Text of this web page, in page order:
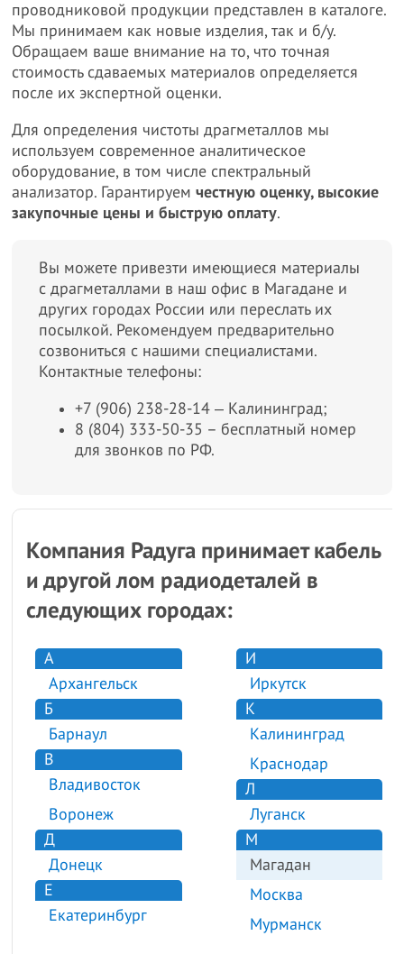
проводниковой продукции представлен в каталоге.
Мы принимаем как новые изделия, так и б/у.
Обращаем ваше внимание на то, что точная
стоимость сдаваемых материалов определяется
после их экспертной оценки.
Для определения чистоты драгметаллов мы
используем современное аналитическое
оборудование, в том числе спектральный
анализатор. Гарантируемчестную оценку, высокие
закупочные цены и быструю оплату.
Вы можете привезти имеющиеся материалы
с драгметаллами в наш офис в Магадане и
других городах России или переслать их
посылкой. Рекомендуем предварительно
созвониться с нашими специалистами.
Контактные телефоны:
+7 (906) 238-28-14 ‒ Калининград;
8 (804) 333-50-35 – бесплатный номер
для звонков по РФ.
Компания Радуга принимает кабель
и другой лом радиодеталей в
следующих городах:
А
Архангельск
Б
Барнаул
В
Владивосток
Воронеж
Д
Донецк
Е
Екатеринбург
И
Иркутск
К
Калининград
Краснодар
Л
Луганск
М
Магадан
Москва
Мурманск